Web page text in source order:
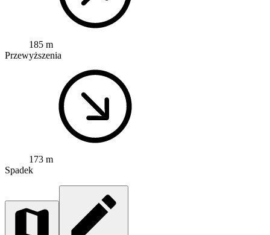
185 m
Przewyższenia
173 m
Spadek